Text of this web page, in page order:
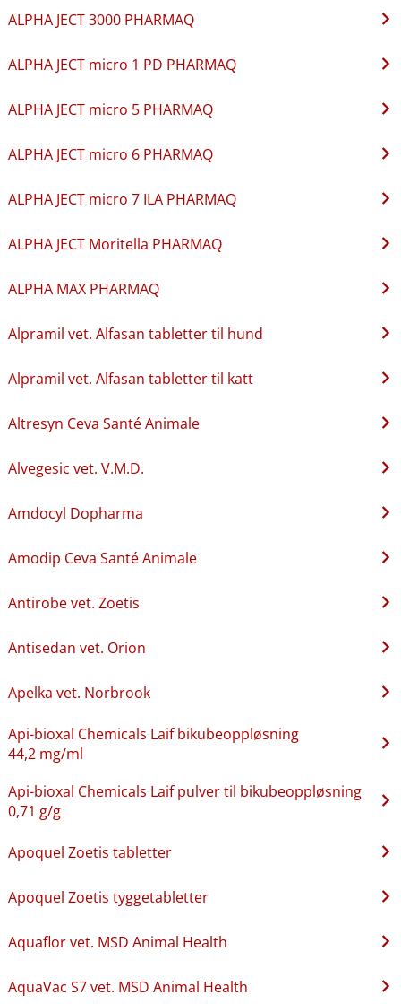
ALPHA JECT 3000 PHARMAQ
ALPHA JECT micro 1 PD PHARMAQ
ALPHA JECT micro 5 PHARMAQ
ALPHA JECT micro 6 PHARMAQ
ALPHA JECT micro 7 ILA PHARMAQ
ALPHA JECT Moritella PHARMAQ
ALPHA MAX PHARMAQ
Alpramil vet. Alfasan tabletter til hund
Alpramil vet. Alfasan tabletter til katt
Altresyn Ceva Santé Animale
Alvegesic vet. V.M.D.
Amdocyl Dopharma
Amodip Ceva Santé Animale
Antirobe vet. Zoetis
Antisedan vet. Orion
Apelka vet. Norbrook
Api-bioxal Chemicals Laif bikubeoppløsning
44,2 mg/ml
Api-bioxal Chemicals Laif pulver til bikubeoppløsning
0,71 g/g
Apoquel Zoetis tabletter
Apoquel Zoetis tyggetabletter
Aquaflor vet. MSD Animal Health
AquaVac S7 vet. MSD Animal Health